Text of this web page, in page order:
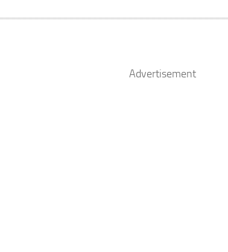
Advertisement